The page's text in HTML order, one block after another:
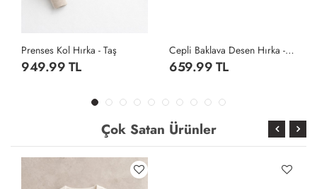
Prenses Kol Hırka - Taş
949.99 TL
Cepli Baklava Desen Hırka - Gri
659.99 TL
Çok Satan Ürünler